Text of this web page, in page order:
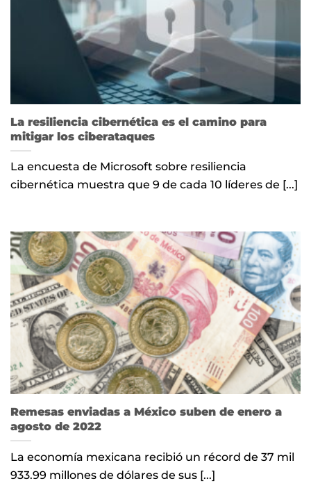
La resiliencia cibernética es el camino para
mitigar los ciberataques
La encuesta de Microsoft sobre resiliencia
cibernética muestra que 9 de cada 10 líderes de [...]
Remesas enviadas a México suben de enero a
agosto de 2022
La economía mexicana recibió un récord de 37 mil
933.99 millones de dólares de sus [...]